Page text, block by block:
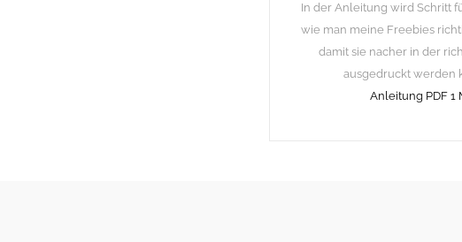
In der Anleitung wird Schritt
wie man meine Freebies
damit sie nacher in der
ausgedruckt werden
Anleitung PDF 1